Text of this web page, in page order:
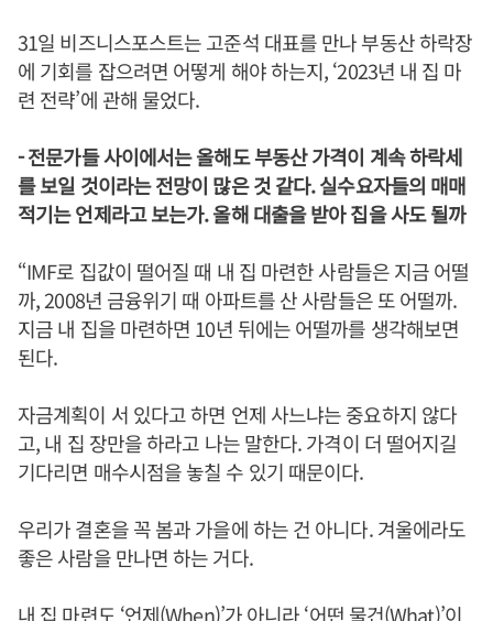
31일 비즈니스포스트는 고준석 대표를 만나 부동산 하락장
에 기회를 잡으려면 어떻게 해야 하는지, ‘2023년 내 집 마
련 전략’에 관해 물었다.
- 전문가들 사이에서는 올해도 부동산 가격이 계속 하락세
를 보일 것이라는 전망이 많은 것 같다. 실수요자들의 매매
적기는 언제라고 보는가. 올해 대출을 받아 집을 사도 될까
“IMF로 집값이 떨어질 때 내 집 마련한 사람들은 지금 어떨
까, 2008년 금융위기 때 아파트를 산 사람들은 또 어떨까.
지금 내 집을 마련하면 10년 뒤에는 어떨까를 생각해보면
된다.
자금계획이 서 있다고 하면 언제 사느냐는 중요하지 않다
고, 내 집 장만을 하라고 나는 말한다. 가격이 더 떨어지길
기다리면 매수시점을 놓칠 수 있기 때문이다.
우리가 결혼을 꼭 봄과 가을에 하는 건 아니다. 겨울에라도
좋은 사람을 만나면 하는 거다.
내 집 마련도 ‘언제(When)’가 아니라 ‘어떤 물건(What)’이